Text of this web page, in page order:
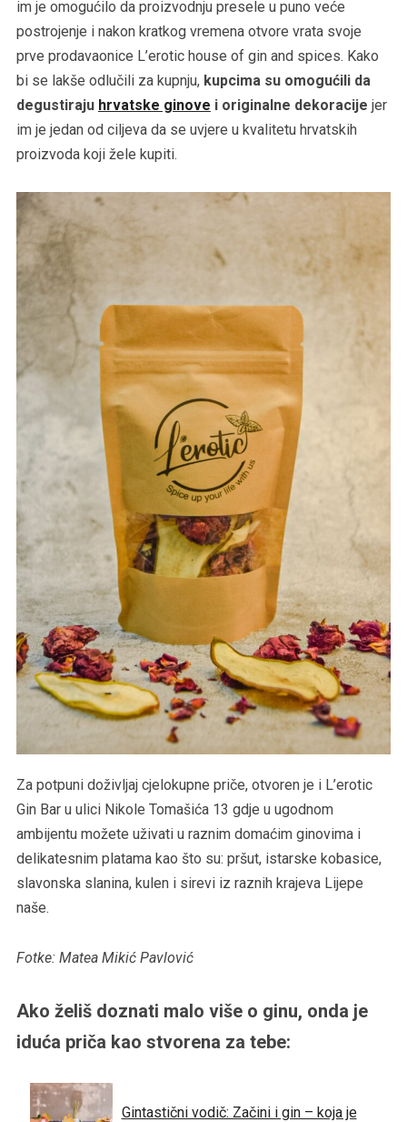
im je omogućilo da proizvodnju presele u puno veće
postrojenje i nakon kratkog vremena otvore vrata svoje
prve prodavaonice L’erotic house of gin and spices. Kako
bi se lakše odlučili za kupnju, kupcima su omogućili da
degustiraju hrvatske ginove i originalne dekoracije jer
im je jedan od ciljeva da se uvjere u kvalitetu hrvatskih
proizvoda koji žele kupiti.
Za potpuni doživljaj cjelokupne priče, otvoren je i L’erotic
Gin Bar u ulici Nikole Tomašića 13 gdje u ugodnom
ambijentu možete uživati u raznim domaćim ginovima i
delikatesnim platama kao što su: pršut, istarske kobasice,
slavonska slanina, kulen i sirevi iz raznih krajeva Lijepe
naše.
Fotke: Matea Mikić Pavlović
Ako želiš doznati malo više o ginu, onda je
iduća priča kao stvorena za tebe:
Gintastični vodič: Začini i gin – koja je